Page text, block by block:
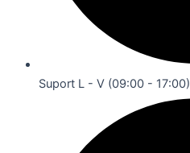
Suport L - V (09:00 - 17:00)